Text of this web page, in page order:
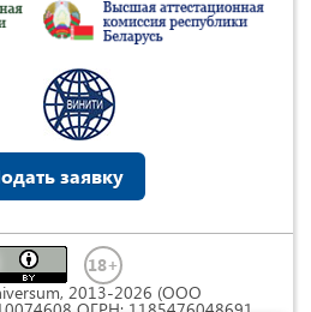
заявку
2013-2026 (ООО